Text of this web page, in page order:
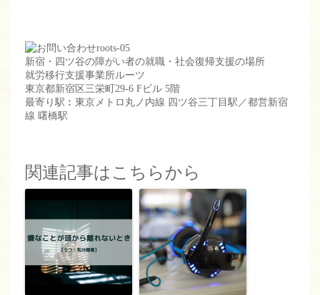
新宿・四ツ谷の障がい者の就職・社会復帰支援の場所
就労移行支援事業所ルーツ
東京都新宿区三栄町29-6 Fビル 5階
最寄り駅︰東京メトロ丸ノ内線 四ツ谷三丁目駅／都営新宿
線 曙橋駅
関連記事はこちらから